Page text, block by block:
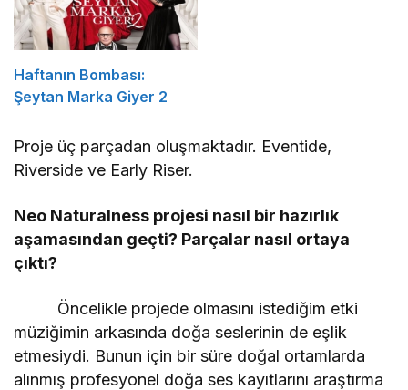
Haftanın Bombası:
Şeytan Marka Giyer 2
Proje üç parçadan oluşmaktadır. Eventide,
Riverside ve Early Riser.
Neo Naturalness projesi nasıl bir hazırlık
aşamasından geçti? Parçalar nasıl ortaya
çıktı?
Öncelikle projede olmasını istediğim etki
müziğimin arkasında doğa seslerinin de eşlik
etmesiydi. Bunun için bir süre doğal ortamlarda
alınmış profesyonel doğa ses kayıtlarını araştırma